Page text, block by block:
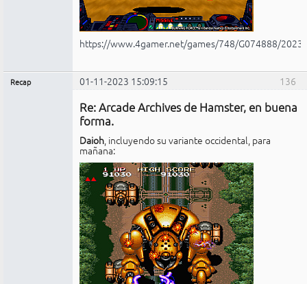
https://www.4gamer.net/games/748/G074888/
136
Recap 01-11-2023 15:09:15
Re: Arcade Archives de Hamster, en buena
forma.
Daioh, incluyendo su variante occidental, para
mañana: